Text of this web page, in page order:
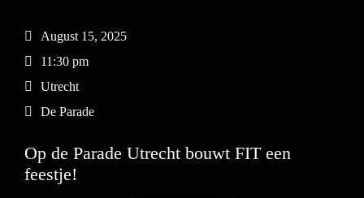
August 15, 2025
11:30 pm
Utrecht
De Parade
Op de Parade Utrecht bouwt FIT een
feestje!